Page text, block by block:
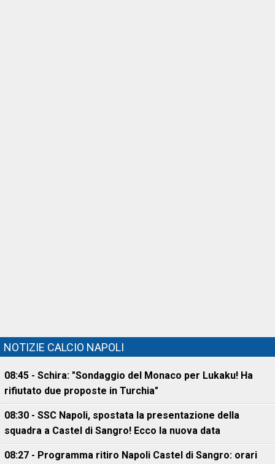
NOTIZIE CALCIO NAPOLI
08:45 - Schira: "Sondaggio del Monaco per Lukaku! Ha
rifiutato due proposte in Turchia"
08:30 - SSC Napoli, spostata la presentazione della
squadra a Castel di Sangro! Ecco la nuova data
08:27 - Programma ritiro Napoli Castel di Sangro: orari